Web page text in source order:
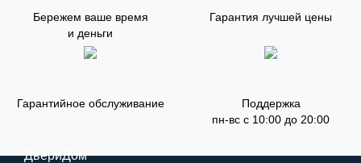
Бережем ваше время
и деньги
Гарантия лучшей цены
Гарантийное обслуживание
Поддержка
пн-вс с 10:00 до 20:00
ДвериДом